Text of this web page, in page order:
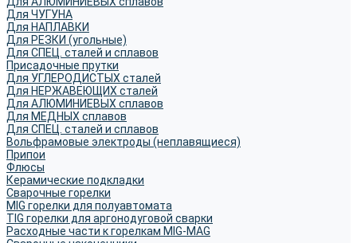
Для ЧУГУНА
Для НАПЛАВКИ
Для РЕЗКИ (угольные)
Для СПЕЦ. сталей и сплавов
Присадочные прутки
Для УГЛЕРОДИСТЫХ сталей
Для НЕРЖАВЕЮЩИХ сталей
Для АЛЮМИНИЕВЫХ сплавов
Для МЕДНЫХ сплавов
Для СПЕЦ. сталей и сплавов
Вольфрамовые электроды (неплавящиеся)
Припои
Флюсы
Керамические подкладки
Сварочные горелки
MIG горелки для полуавтомата
TIG горелки для аргонодуговой сварки
Расходные части к горелкам MIG-MAG